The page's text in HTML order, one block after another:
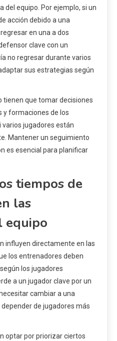
del equipo. Por ejemplo, si un
acción debido a una
en una a dos
clave con un
no regresar durante varios
sus estrategias según
tienen que tomar decisiones
y formaciones de los
jugadores están
Mantener un seguimiento
es esencial para planificar
tiempos de
las
equipo
influyen directamente en las
los entrenadores deben
los jugadores
a un jugador clave por un
cambiar a una
de jugadores más
optar por priorizar ciertos